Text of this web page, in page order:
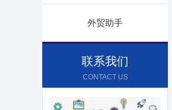
外贸助手
联系我们
CONTACT US